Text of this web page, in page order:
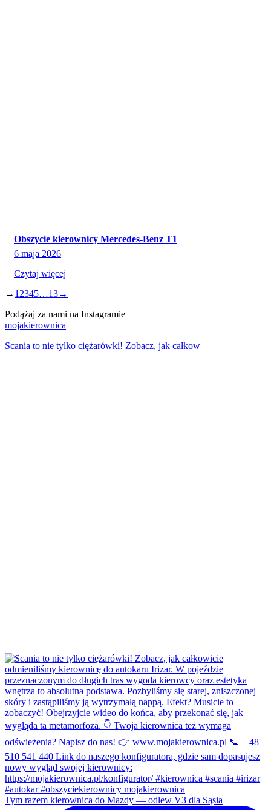
Obszycie kierownicy Mercedes-Benz T1
6 maja 2026
Czytaj więcej
→ 1 2345…13→
Podążaj za nami na Instagramie
mojakierownica
Scania to nie tylko ciężarówki! Zobacz, jak całkow
Tym razem kierownica do Mazdy — odlew V3 dla Sąsia